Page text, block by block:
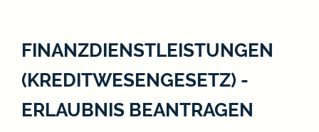
FINANZDIENSTLEISTUNGEN
(KREDITWESENGESETZ) -
ERLAUBNIS BEANTRAGEN